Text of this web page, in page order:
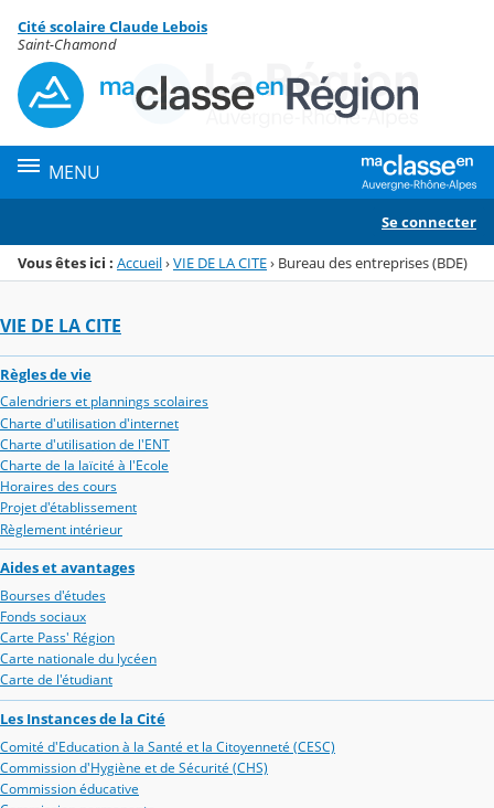
Menu de la rubrique
Contenu
Cité scolaire Claude Lebois
Saint-Chamond
MENU
Se connecter
Vous êtes ici : Accueil›VIE DE LA CITE› Bureau des entreprises (BDE)
VIE DE LA CITE
Règles de vie
Calendriers et plannings scolaires
Charte d'utilisation d'internet
Charte d'utilisation de l'ENT
Charte de la laïcité à l'Ecole
Horaires des cours
Projet d'établissement
Règlement intérieur
Aides et avantages
Bourses d'études
Fonds sociaux
Carte Pass' Région
Carte nationale du lycéen
Carte de l'étudiant
Les Instances de la Cité
Comité d'Education à la Santé et la Citoyenneté (CESC)
Commission d'Hygiène et de Sécurité (CHS)
Commission éducative